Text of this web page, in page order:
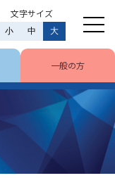
文字サイズ
小 中 大
一般の方